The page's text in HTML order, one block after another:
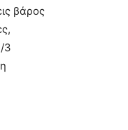
βάρος
3